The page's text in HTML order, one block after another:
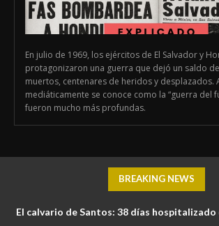
En julio de 1969, los ejércitos de El Salvador y
protagonizaron una guerra que dejó un saldo
muertos, centenares de heridos y desplazados.
mediáticamente se conoce como la “guerra del
fueron mucho más profundas.
BREAKING NEWS
El calvario de Santos: 38 días